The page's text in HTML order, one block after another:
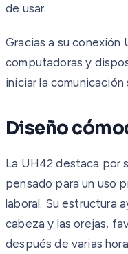
de usar.
Gracias a su conexión
computadoras y
iniciar la
Diseño
La UH42 destaca por
pensado para un uso
laboral. Su estructura
cabeza y las orejas,
después de varias